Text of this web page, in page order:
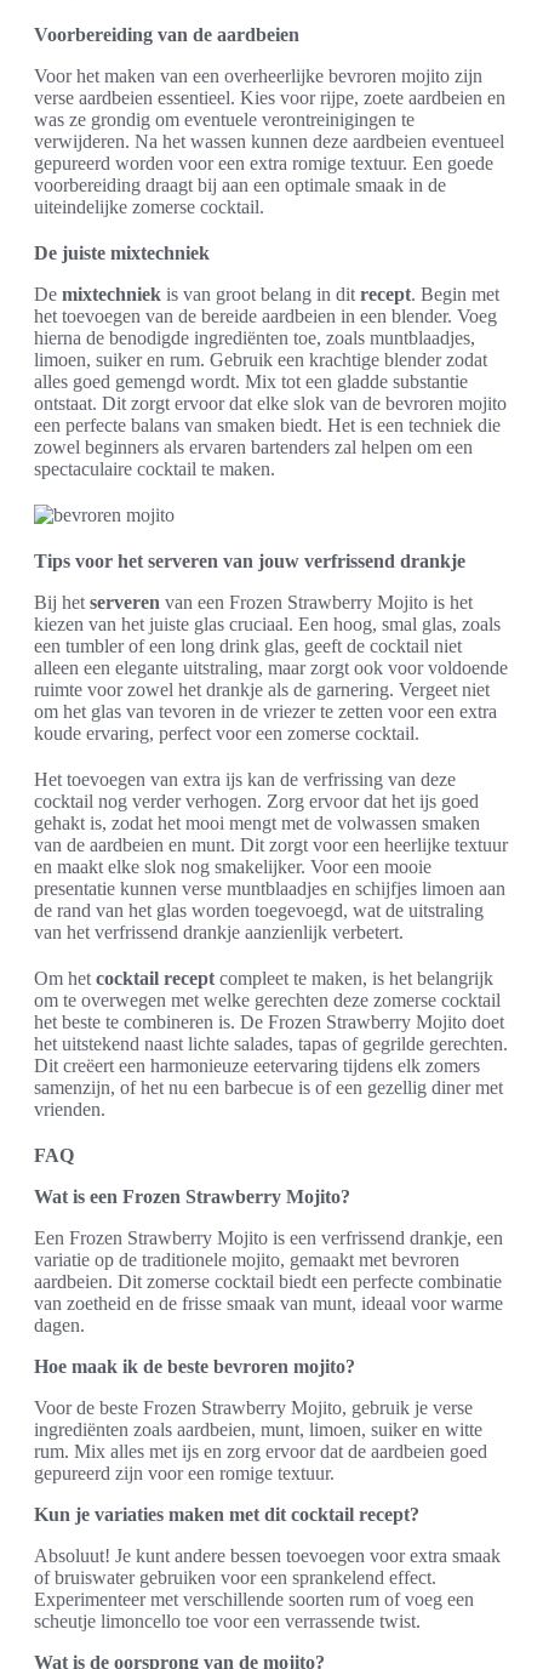
Voorbereiding van de aardbeien
Voor het maken van een overheerlijke bevroren mojito zijn
verse aardbeien essentieel. Kies voor rijpe, zoete aardbeien en
was ze grondig om eventuele verontreinigingen te
verwijderen. Na het wassen kunnen deze aardbeien eventueel
gepureerd worden voor een extra romige textuur. Een goede
voorbereiding draagt bij aan een optimale smaak in de
uiteindelijke zomerse cocktail.
De juiste mixtechniek
De mixtechniek is van groot belang in dit recept. Begin met
het toevoegen van de bereide aardbeien in een blender. Voeg
hierna de benodigde ingrediënten toe, zoals muntblaadjes,
limoen, suiker en rum. Gebruik een krachtige blender zodat
alles goed gemengd wordt. Mix tot een gladde substantie
ontstaat. Dit zorgt ervoor dat elke slok van de bevroren mojito
een perfecte balans van smaken biedt. Het is een techniek die
zowel beginners als ervaren bartenders zal helpen om een
spectaculaire cocktail te maken.
Tips voor het serveren van jouw verfrissend drankje
Bij het serveren van een Frozen Strawberry Mojito is het
kiezen van het juiste glas cruciaal. Een hoog, smal glas, zoals
een tumbler of een long drink glas, geeft de cocktail niet
alleen een elegante uitstraling, maar zorgt ook voor voldoende
ruimte voor zowel het drankje als de garnering. Vergeet niet
om het glas van tevoren in de vriezer te zetten voor een extra
koude ervaring, perfect voor een zomerse cocktail.
Het toevoegen van extra ijs kan de verfrissing van deze
cocktail nog verder verhogen. Zorg ervoor dat het ijs goed
gehakt is, zodat het mooi mengt met de volwassen smaken
van de aardbeien en munt. Dit zorgt voor een heerlijke textuur
en maakt elke slok nog smakelijker. Voor een mooie
presentatie kunnen verse muntblaadjes en schijfjes limoen aan
de rand van het glas worden toegevoegd, wat de uitstraling
van het verfrissend drankje aanzienlijk verbetert.
Om het cocktail recept compleet te maken, is het belangrijk
om te overwegen met welke gerechten deze zomerse cocktail
het beste te combineren is. De Frozen Strawberry Mojito doet
het uitstekend naast lichte salades, tapas of gegrilde gerechten.
Dit creëert een harmonieuze eetervaring tijdens elk zomers
samenzijn, of het nu een barbecue is of een gezellig diner met
vrienden.
FAQ
Wat is een Frozen Strawberry Mojito?
Een Frozen Strawberry Mojito is een verfrissend drankje, een
variatie op de traditionele mojito, gemaakt met bevroren
aardbeien. Dit zomerse cocktail biedt een perfecte combinatie
van zoetheid en de frisse smaak van munt, ideaal voor warme
dagen.
Hoe maak ik de beste bevroren mojito?
Voor de beste Frozen Strawberry Mojito, gebruik je verse
ingrediënten zoals aardbeien, munt, limoen, suiker en witte
rum. Mix alles met ijs en zorg ervoor dat de aardbeien goed
gepureerd zijn voor een romige textuur.
Kun je variaties maken met dit cocktail recept?
Absoluut! Je kunt andere bessen toevoegen voor extra smaak
of bruiswater gebruiken voor een sprankelend effect.
Experimenteer met verschillende soorten rum of voeg een
scheutje limoncello toe voor een verrassende twist.
Wat is de oorsprong van de mojito?